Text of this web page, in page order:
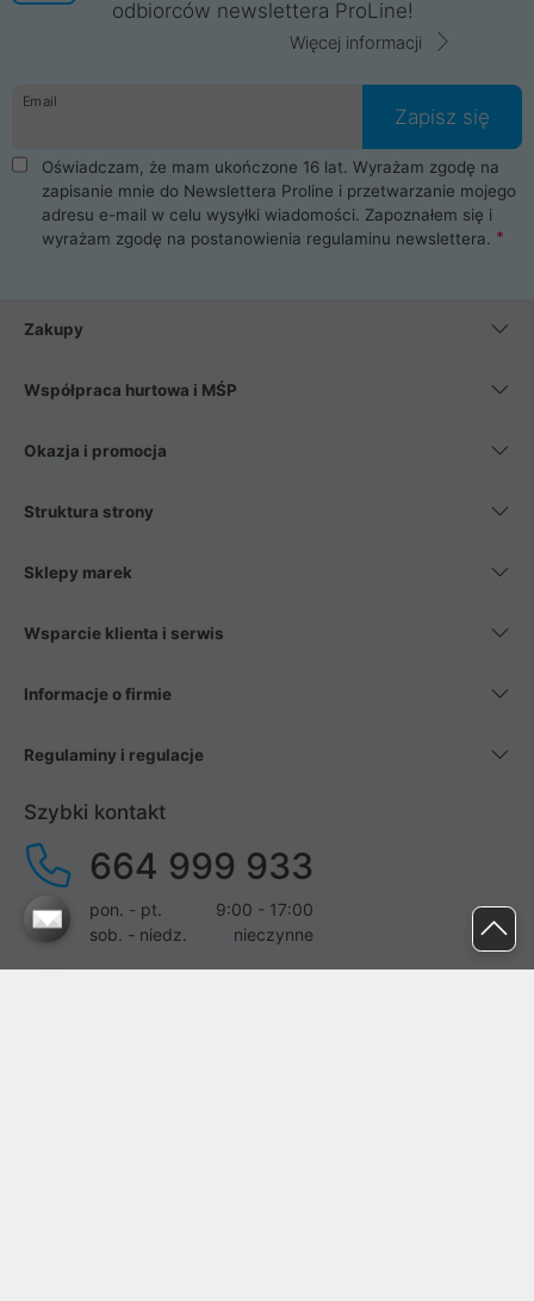
odbiorców newslettera ProLine!
Więcej informacji
Email
Zapisz się
Oświadczam, że mam ukończone 16 lat. Wyrażam zgodę na
zapisanie mnie do Newslettera Proline i przetwarzanie mojego
adresu e-mail w celu wysyłki wiadomości. Zapoznałem się i
wyrażam zgodę na postanowienia regulaminu newslettera.
Zakupy
Współpraca hurtowa i MŚP
Okazja i promocja
Struktura strony
Sklepy marek
Wsparcie klienta i serwis
Informacje o firmie
Regulaminy i regulacje
Szybki kontakt
664 999 933
pon. - pt.
9:00 - 17:00
sob. - niedz.
nieczynne